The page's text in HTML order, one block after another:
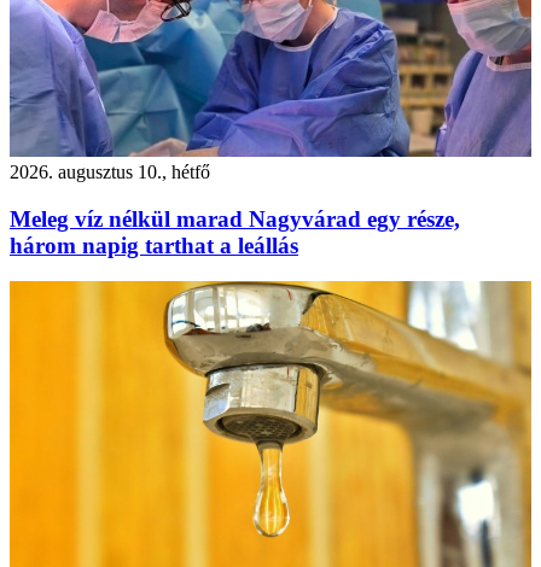
2026. augusztus 10., hétfő
Meleg víz nélkül marad Nagyvárad egy része,
három napig tarthat a leállás